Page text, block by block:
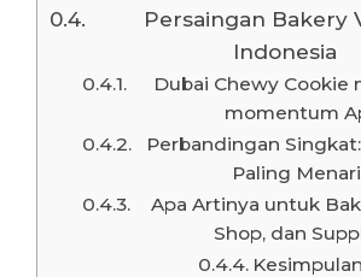
Persaingan Bakery
Indonesia
Dubai Chewy Cookie
momentum
Perbandingan
Paling
Apa Artinya untuk
Shop, dan
Kesimpulan